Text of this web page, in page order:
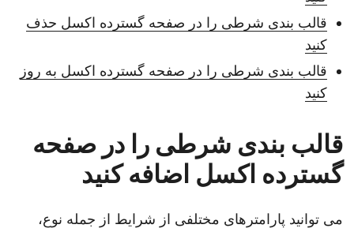
قالب بندی شرطی را در صفحه گسترده اکسل حذف
کنید
قالب بندی شرطی را در صفحه گسترده اکسل به روز
کنید
قالب بندی شرطی را در صفحه
گسترده اکسل اضافه کنید
می توانید پارامترهای مختلفی از شرایط از جمله نوع،